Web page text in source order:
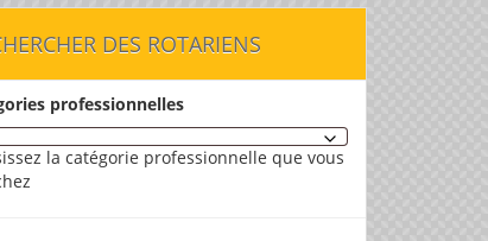
DES ROTARIENS
professionnelles
la catégorie professionnelle que vous